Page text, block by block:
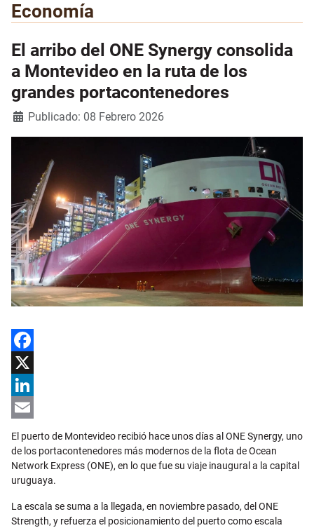
Economía
El arribo del ONE Synergy consolida
a Montevideo en la ruta de los
grandes portacontenedores
Detalles
Publicado: 08 Febrero 2026
Facebook
X
LinkedIn
Email
El puerto de Montevideo recibió hace unos días al ONE Synergy, uno
de los portacontenedores más modernos de la flota de Ocean
Network Express (ONE), en lo que fue su viaje inaugural a la capital
uruguaya.
La escala se suma a la llegada, en noviembre pasado, del ONE
Strength, y refuerza el posicionamiento del puerto como escala